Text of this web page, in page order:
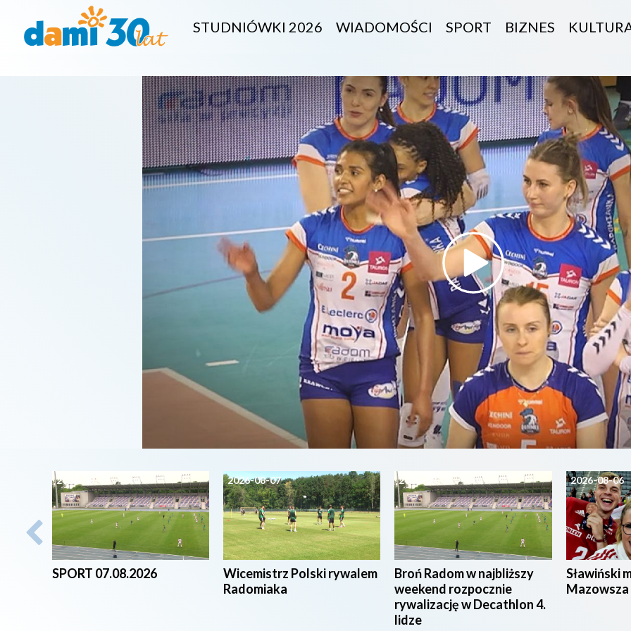
STUDNIÓWKI 2026 WIADOMOŚCI SPORT BIZNES
2026-08-07
SPORT 07.08.2026
2026-08-07
Wicemistrz Polski rywalem
Radomiaka
2026-08-07
Broń Radom w najbliższy
weekend rozpocznie
rywalizację w Decathlon 4.
lidze
2026-08-06
Sławiński
Mazowsza